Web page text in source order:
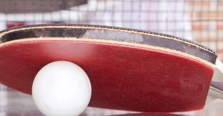
Flonheim